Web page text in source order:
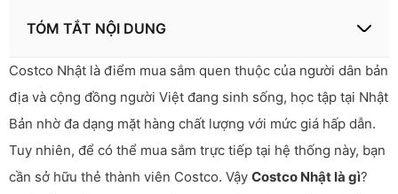
TÓM TẮT NỘI DUNG
Costco Nhật là điểm mua sắm quen thuộc của người dân bản
địa và cộng đồng người Việt đang sinh sống, học tập tại Nhật
Bản nhờ đa dạng mặt hàng chất lượng với mức giá hấp dẫn.
Tuy nhiên, để có thể mua sắm trực tiếp tại hệ thống này, bạn
cần sở hữu thẻ thành viên Costco. Vậy Costco Nhật là gì?